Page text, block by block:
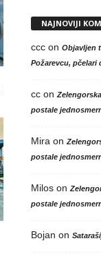
NAJNOVIJI
cccon Objavljen
Požarevcu, pčelari
ccon
postale
Mira on
postale
Miloson
postale
Bojan on